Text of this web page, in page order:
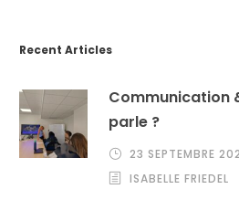
Recent Articles
Communication
parle ?
23 SEPTEMBRE
ISABELLE FRIEDEL